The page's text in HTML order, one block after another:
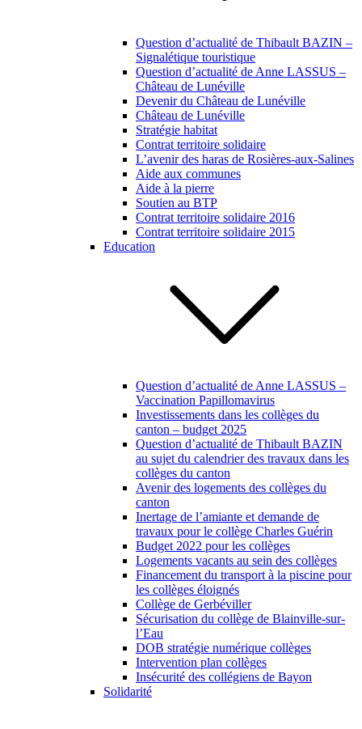
Question d’actualité de Thibault BAZIN –
Signalétique touristique
Question d’actualité de Anne LASSUS –
Château de Lunéville
Devenir du Château de Lunéville
Château de Lunéville
Stratégie habitat
Contrat territoire solidaire
L’avenir des haras de Rosières-aux-Salines
Aide aux communes
Aide à la pierre
Soutien au BTP
Contrat territoire solidaire 2016
Contrat territoire solidaire 2015
Education
Question d’actualité de Anne LASSUS –
Vaccination Papillomavirus
Investissements dans les collèges du
canton – budget 2025
Question d’actualité de Thibault BAZIN
au sujet du calendrier des travaux dans les
collèges du canton
Avenir des logements des collèges du
canton
Inertage de l’amiante et demande de
travaux pour le collège Charles Guérin
Budget 2022 pour les collèges
Logements vacants au sein des collèges
Financement du transport à la piscine pour
les collèges éloignés
Collège de Gerbéviller
Sécurisation du collège de Blainville-sur-
l’Eau
DOB stratégie numérique collèges
Intervention plan collèges
Insécurité des collégiens de Bayon
Solidarité